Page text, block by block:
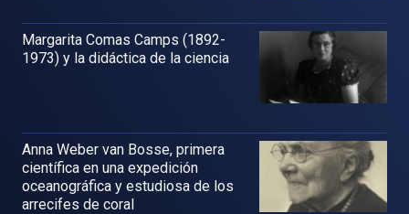
Margarita Comas Camps (1892-
1973) y la didáctica de la ciencia
Anna Weber van Bosse, primera
científica en una expedición
oceanográfica y estudiosa de los
arrecifes de coral